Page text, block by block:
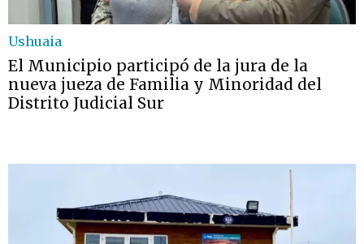
Ushuaia
El Municipio participó de la jura de la
nueva jueza de Familia y Minoridad del
Distrito Judicial Sur